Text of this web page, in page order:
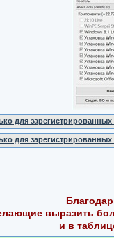
для зарегистрированных
для зарегистрированных
выразить
и в